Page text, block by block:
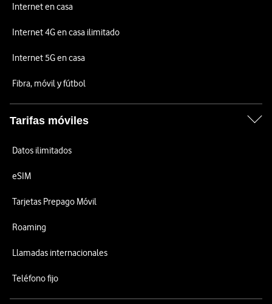
Internet en casa
Internet 4G en casa ilimitado
Internet 5G en casa
Fibra, móvil y fútbol
Tarifas móviles
Datos ilimitados
eSIM
Tarjetas Prepago Móvil
Roaming
Llamadas internacionales
Teléfono fijo